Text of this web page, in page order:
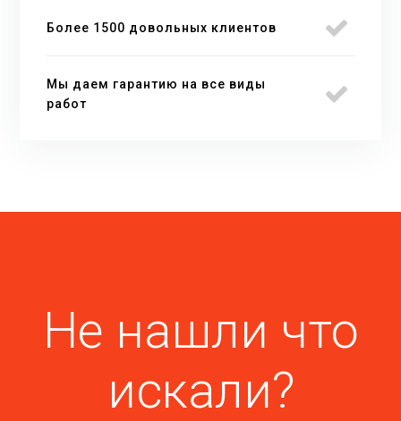
Более 1500 довольных клиентов
Мы даем гарантию на все виды
работ
Не нашли что
искали?